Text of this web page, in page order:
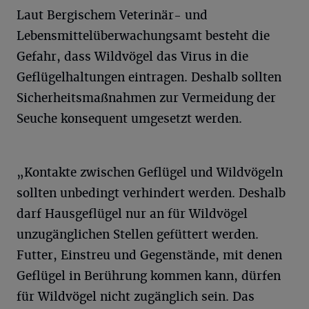
Laut Bergischem Veterinär- und
Lebensmittelüberwachungsamt besteht die
Gefahr, dass Wildvögel das Virus in die
Geflügelhaltungen eintragen. Deshalb sollten
Sicherheitsmaßnahmen zur Vermeidung der
Seuche konsequent umgesetzt werden.
„Kontakte zwischen Geflügel und Wildvögeln
sollten unbedingt verhindert werden. Deshalb
darf Hausgeflügel nur an für Wildvögel
unzugänglichen Stellen gefüttert werden.
Futter, Einstreu und Gegenstände, mit denen
Geflügel in Berührung kommen kann, dürfen
für Wildvögel nicht zugänglich sein. Das